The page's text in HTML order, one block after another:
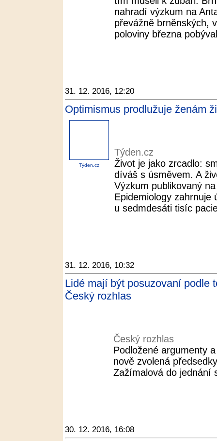
nahradí výzkum na
převážně brněnských,
poloviny března
31. 12. 2016, 12:20
Optimismus prodlužuje ženám
Týden.cz
Týden.cz
Život je jako zrcadlo:
díváš s úsměvem. A
Výzkum publikovaný
Epidemiology zahrnuje
u sedmdesáti tisíc
31. 12. 2016, 10:32
Lidé mají být posuzovaní podle
Český rozhlas
Český rozhlas
Podložené argumenty
nově zvolená
Zažímalová do jednání
30. 12. 2016, 16:08